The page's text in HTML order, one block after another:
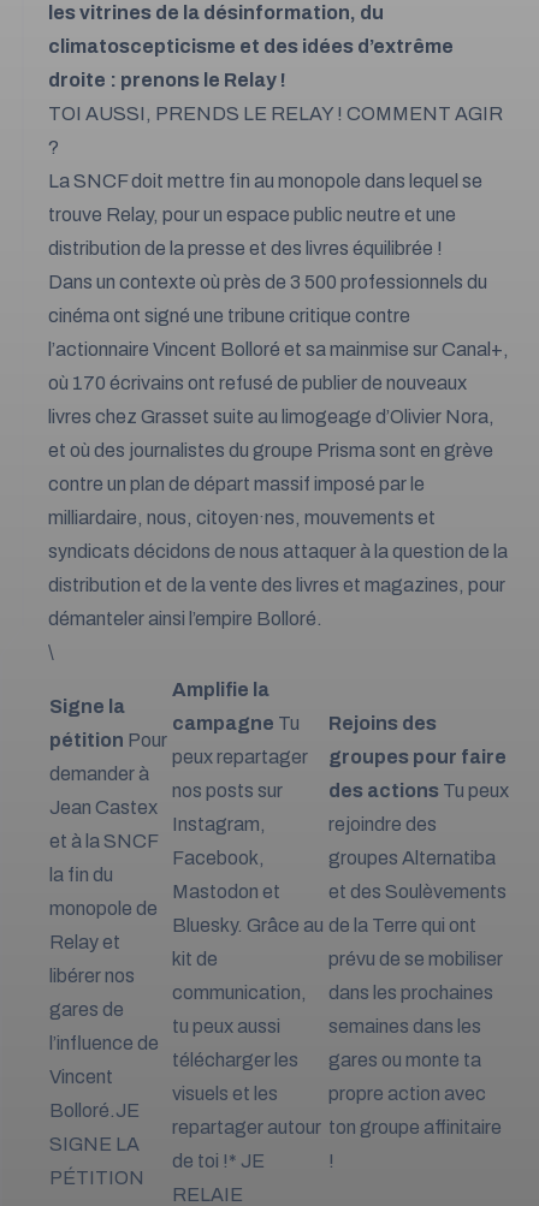
les vitrines de la désinformation, du
climatoscepticisme et des idées d’extrême
droite : prenons le Relay !
TOI AUSSI, PRENDS LE RELAY ! COMMENT AGIR
?
La SNCF doit mettre fin au monopole dans lequel se
trouve Relay, pour un espace public neutre et une
distribution de la presse et des livres équilibrée !
Dans un contexte où près de 3 500 professionnels du
cinéma ont signé une tribune critique contre
l’actionnaire Vincent Bolloré et sa mainmise sur Canal+,
où 170 écrivains ont refusé de publier de nouveaux
livres chez Grasset suite au limogeage d’Olivier Nora,
et où des journalistes du groupe Prismasont en grève
contre un plan de départ massif imposé par le
milliardaire, nous, citoyen·nes, mouvements et
syndicats décidons de nous attaquer à la question de la
distribution et de la vente des livres et magazines, pour
démanteler ainsi l’empire Bolloré.
\
Signe la
pétition Pour
demander à
Jean Castex
et à la SNCF
la fin du
monopole de
Relay et
libérer nos
gares de
l’influence de
Vincent
Bolloré. JE
SIGNE LA
PÉTITION
Amplifie la
campagne Tu
peux repartager
nos posts sur
Instagram
Facebook
Mastodon et
Bluesky. Grâce au
kit de
communication,
tu peux aussi
télécharger les
visuels et les
repartager autour
de toi !* JE
RELAIE
Rejoins des
groupes pour faire
des actions Tu peux
rejoindre des
groupes Alternatiba
et des Soulèvements
de la Terre qui ont
prévu de se mobiliser
dans les prochaines
semaines dans les
gares ou monte ta
propre action avec
ton groupe affinitaire
!